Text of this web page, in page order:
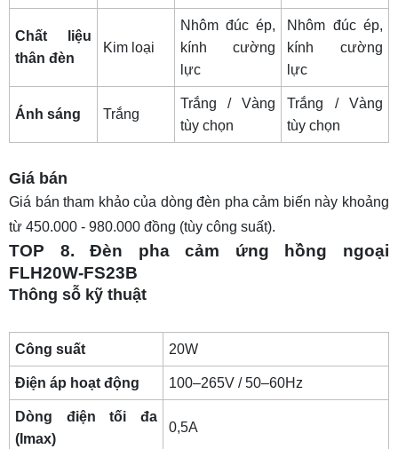
Chất liệu
thân đèn
Kim loại
Nhôm đúc ép,
kính cường
lực
Nhôm đúc ép,
kính cường
lực
Ánh sáng Trắng
Trắng / Vàng
tùy chọn
Trắng / Vàng
tùy chọn
Giá bán
Giá bán tham khảo của dòng đèn pha cảm biến này khoảng
từ 450.000 - 980.000 đồng (tùy công suất).
TOP 8. Đèn pha cảm ứng hồng ngoại
FLH20W-FS23B
Thông sỗ kỹ thuật
Công suất 20W
Điện áp hoạt động 100–265V / 50–60Hz
Dòng điện tối đa
(Imax)
0,5A